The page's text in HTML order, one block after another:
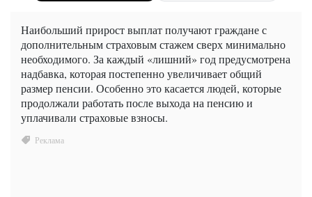
Наибольший прирост выплат получают граждане с
дополнительным страховым стажем сверх минимально
необходимого. За каждый «лишний» год предусмотрена
надбавка, которая постепенно увеличивает общий
размер пенсии. Особенно это касается людей, которые
продолжали работать после выхода на пенсию и
уплачивали страховые взносы.